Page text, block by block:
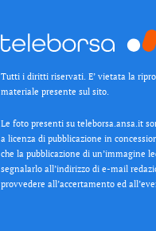
Tutti i diritti riservati. E’ vietata la
materiale presente sul sito.
Le foto presenti su teleborsa.ansa.it
a licenza di pubblicazione in
che la pubblicazione di un’immagine
segnalarlo all’indirizzo di e-mail
provvedere all’accertamento ed